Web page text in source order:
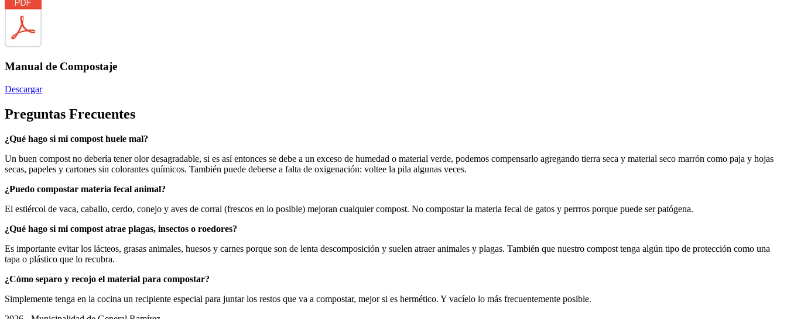
Manual de Compostaje
Descargar
Preguntas Frecuentes
¿Qué hago si mi compost huele mal?
Un buen compost no debería tener olor desagradable, si es así entonces se debe a un exceso de humedad o material verde, podemos compensarlo agregando tierra seca y material seco marrón como paja y hojas
secas, papeles y cartones sin colorantes químicos. También puede deberse a falta de oxigenación: voltee la pila algunas veces.
¿Puedo compostar materia fecal animal?
El estiércol de vaca, caballo, cerdo, conejo y aves de corral (frescos en lo posible) mejoran cualquier compost. No compostar la materia fecal de gatos y perrros porque puede ser patógena.
¿Qué hago si mi compost atrae plagas, insectos o roedores?
Es importante evitar los lácteos, grasas animales, huesos y carnes porque son de lenta descomposición y suelen atraer animales y plagas. También que nuestro compost tenga algún tipo de protección como una
tapa o plástico que lo recubra.
¿Cómo separo y recojo el material para compostar?
Simplemente tenga en la cocina un recipiente especial para juntar los restos que va a compostar, mejor si es hermético. Y vacíelo lo más frecuentemente posible.